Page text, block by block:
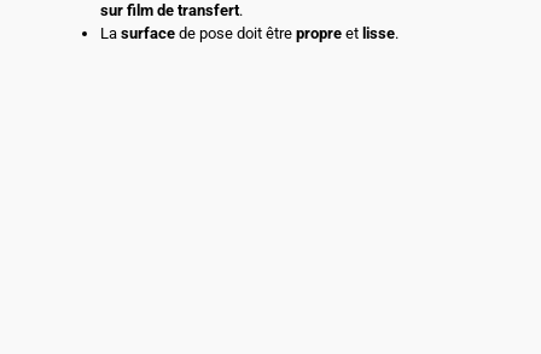
sur film de transfert.
La surfacede pose doit être propreet lisse.